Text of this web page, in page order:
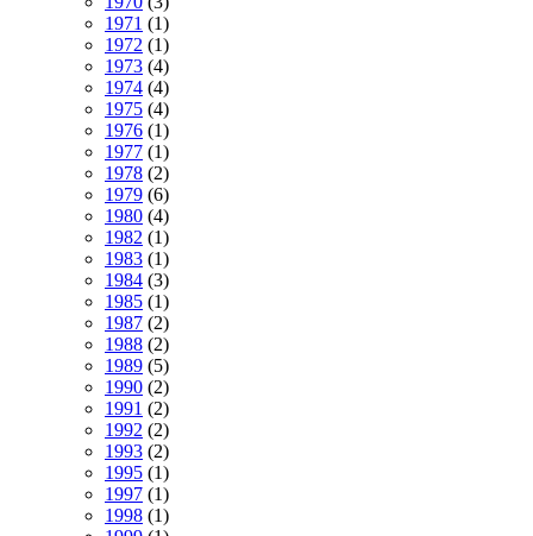
1971 (1)
1972 (1)
1973 (4)
1974 (4)
1975 (4)
1976 (1)
1977 (1)
1978 (2)
1979 (6)
1980 (4)
1982 (1)
1983 (1)
1984 (3)
1985 (1)
1987 (2)
1988 (2)
1989 (5)
1990 (2)
1991 (2)
1992 (2)
1993 (2)
1995 (1)
1997 (1)
1998 (1)